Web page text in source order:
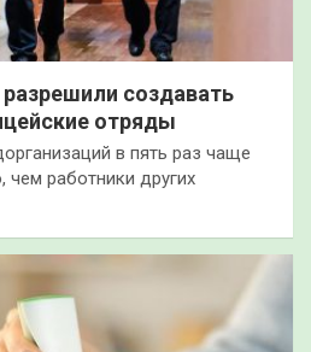
создавать
отряды
в пять раз чаще
чем работники других